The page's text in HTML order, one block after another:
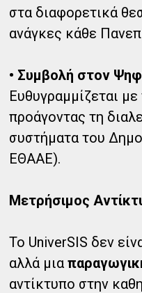
στα διαφορετικά
ανάγκες κάθε
• Συμβολή στον
Ευθυγραμμίζεται
προάγοντας τη
συστήματα του
ΕΘΑΑΕ).
Μετρήσιμος
Το UniverSIS δεν
αλλά μια
αντίκτυπο στην